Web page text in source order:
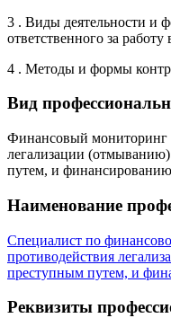
3 . Виды деятельности и
ответственного за
4 . Методы и формы
Вид
Финансовый мониторинг
легализации
путем, и
Наименование
Специалист по
противодействия
преступным путем, и
Реквизиты